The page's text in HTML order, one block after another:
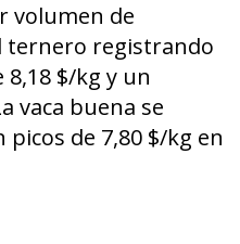
volumen de
ternero registrando
$/kg y un
vaca buena se
picos de 7,80 $/kg en